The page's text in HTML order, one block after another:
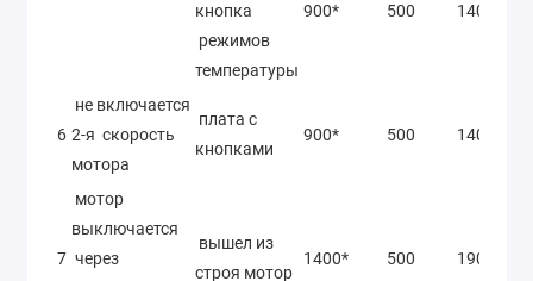
кнопка
режимов
температуры
900* 500 1400*
6
не включается
2-я скорость
мотора
плата с
кнопками
900* 500 1400*
7
мотор
выключается
через
вышел из
строя мотор
1400* 500 1900*